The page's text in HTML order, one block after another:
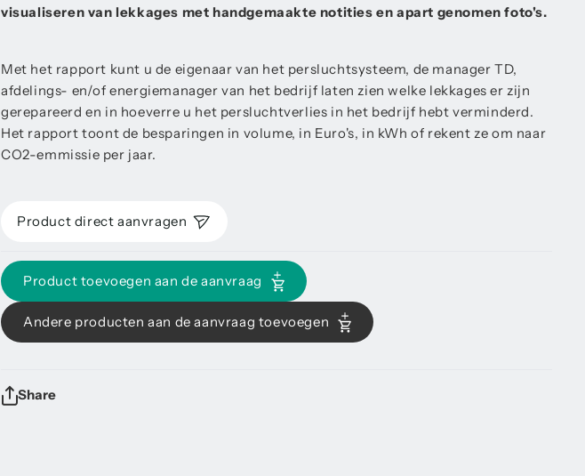
visualiseren van lekkages met handgemaakte notities en apart genomen foto's.
Met het rapport kunt u de eigenaar van het persluchtsysteem, de manager TD,
afdelings- en/of energiemanager van het bedrijf laten zien welke lekkages er zijn
gerepareerd en in hoeverre u het persluchtverlies in het bedrijf hebt verminderd.
Het rapport toont de besparingen in volume, in Euro's, in kWh of rekent ze om naar
CO2-emmissie per jaar.
Product direct aanvragen
Product toevoegen aan de aanvraag
Andere producten aan de aanvraag toevoegen
Share